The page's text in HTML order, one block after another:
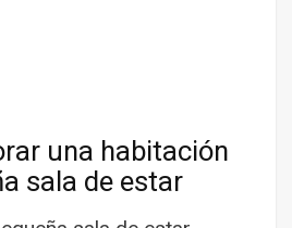
una habitación
sala de estar